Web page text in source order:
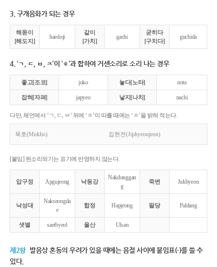
3. 구개음화가 되는 경우
해돋이
[해도지]
haedoji
같이
[가치]
gachi
굳히다
[구치다]
guchida
4. ‘ㄱ, ㄷ, ㅂ, ㅈ’이 ‘ㅎ’과 합하여 거센소리로 소리 나는 경우
좋고[조코] joko 놓다[노타] nota
잡혀[자펴] japyeo 낳지[나치] nachi
다만, 체언에서 ‘ㄱ, ㄷ, ㅂ’ 뒤에 ‘ㅎ’이 따를 때에는 ‘ㅎ’을 밝혀 적는다.
묵호(Mukho) 집현전(Jiphyeonjeon)
[붙임] 된소리되기는 표기에 반영하지 않는다.
압구정 Apgujeong 낙동강
Nakdonggan
g
죽변 Jukbyeon
낙성대
Nakseongda
e
합정 Hapjeong 팔당 Paldang
샛별 saetbyeol 울산 Ulsan
제2항 발음상 혼동의 우려가 있을 때에는 음절 사이에 붙임표(-)를 쓸 수
있다.